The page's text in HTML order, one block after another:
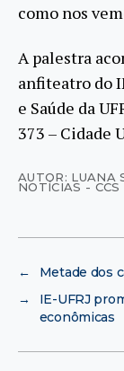
como nos
A palestra
anfiteatro do
e Saúde da
373 – Cidade
AUTOR: LUANA
NOTÍCIAS - CCS
←
Metade dos
→
IE-UFRJ
econômicas